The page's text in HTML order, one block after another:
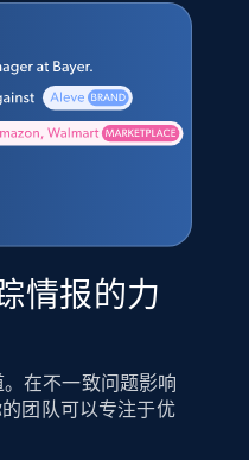
情报的力
在不一致问题影响
团队可以专注于优